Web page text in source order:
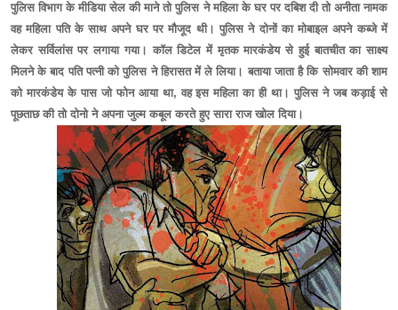
पुलिस विभाग के मीडिया सेल की माने तो पुलिस ने महिला के घर पर दबिश दी तो अनीता नामक
वह महिला पति के साथ अपने घर पर मौजूद थी। पुलिस ने दोनों का मोबाइल अपने कब्जे में
लेकर सर्विलांस पर लगाया गया। कॉल डिटेल में मृतक मारकंडेय से हुई बातचीत का साक्ष्य
मिलने के बाद पति पत्नी को पुलिस ने हिरासत में ले लिया। बताया जाता है कि सोमवार की शाम
को मारकंडेय के पास जो फोन आया था, वह इस महिला का ही था। पुलिस ने जब कड़ाई से
पूछताछ की तो दोनो ने अपना जुल्म कबूल करते हुए सारा राज खोल दिया।